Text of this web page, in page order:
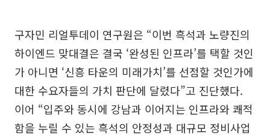
구자민 리얼투데이 연구원은 “이번 흑석과 노량진의
하이엔드 맞대결은 결국 ‘완성된 인프라’를 택할 것인
가 아니면 ‘신흥 타운의 미래가치’를 선점할 것인가에
대한 수요자들의 가치 판단에 달렸다”고 진단했다.
이어 “입주와 동시에 강남과 이어지는 인프라와 쾌적
함을 누릴 수 있는 흑석의 안정성과 대규모 정비사업